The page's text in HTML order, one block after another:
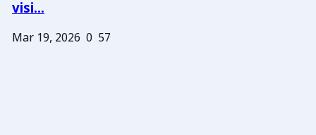
visi...
Mar 19, 2026 0 57